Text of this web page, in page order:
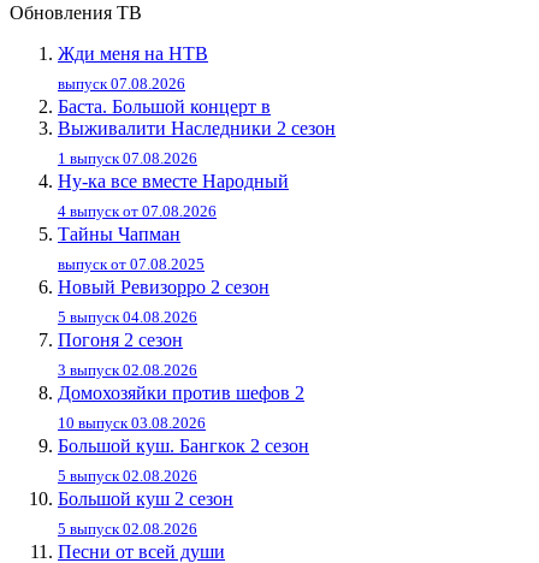
Обновления ТВ
Жди меня на НТВ
выпуск 07.08.2026
Баста. Большой концерт в
Выживалити Наследники 2 сезон
1 выпуск 07.08.2026
Ну-ка все вместе Народный
4 выпуск от 07.08.2026
Тайны Чапман
выпуск от 07.08.2025
Новый Ревизорро 2 сезон
5 выпуск 04.08.2026
Погоня 2 сезон
3 выпуск 02.08.2026
Домохозяйки против шефов 2
10 выпуск 03.08.2026
Большой куш. Бангкок 2 сезон
5 выпуск 02.08.2026
Большой куш 2 сезон
5 выпуск 02.08.2026
Песни от всей души